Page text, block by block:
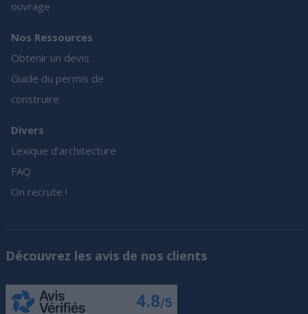
ouvrage
Nos Ressources
Obtenir un devis
Guide du permis de
construire
Divers
Lexique d’architecture
FAQ
On recrute !
Découvrez les avis de nos clients